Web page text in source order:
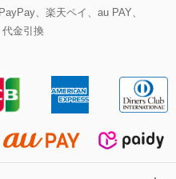
ーバッグ
、楽天ペイ、au PAY、
金引換